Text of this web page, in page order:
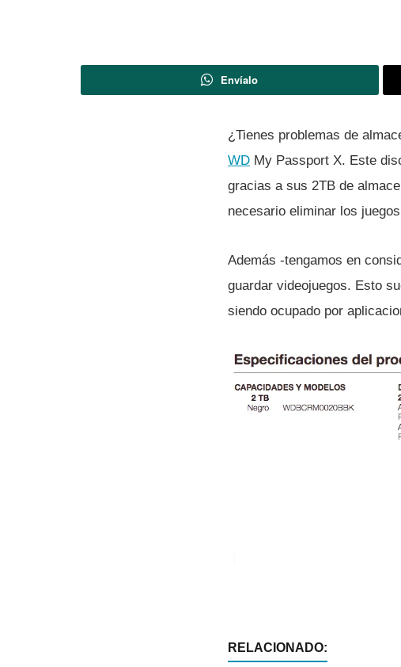
Envíalo
¿Tienes problemas de
WD My Passport X. Este
gracias a sus 2TB de
necesario eliminar los
Además -tengamos en
guardar videojuegos. Esto
siendo ocupado por
RELACIONADO: